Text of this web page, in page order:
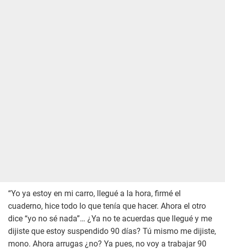
“Yo ya estoy en mi carro, llegué a la hora, firmé el
cuaderno, hice todo lo que tenía que hacer. Ahora el otro
dice “yo no sé nada”… ¿Ya no te acuerdas que llegué y me
dijiste que estoy suspendido 90 días? Tú mismo me dijiste,
mono. Ahora arrugas ¿no? Ya pues, no voy a trabajar 90